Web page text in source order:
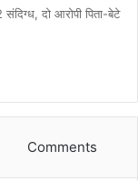
दो आरोपी पिता-बेटे
Comments